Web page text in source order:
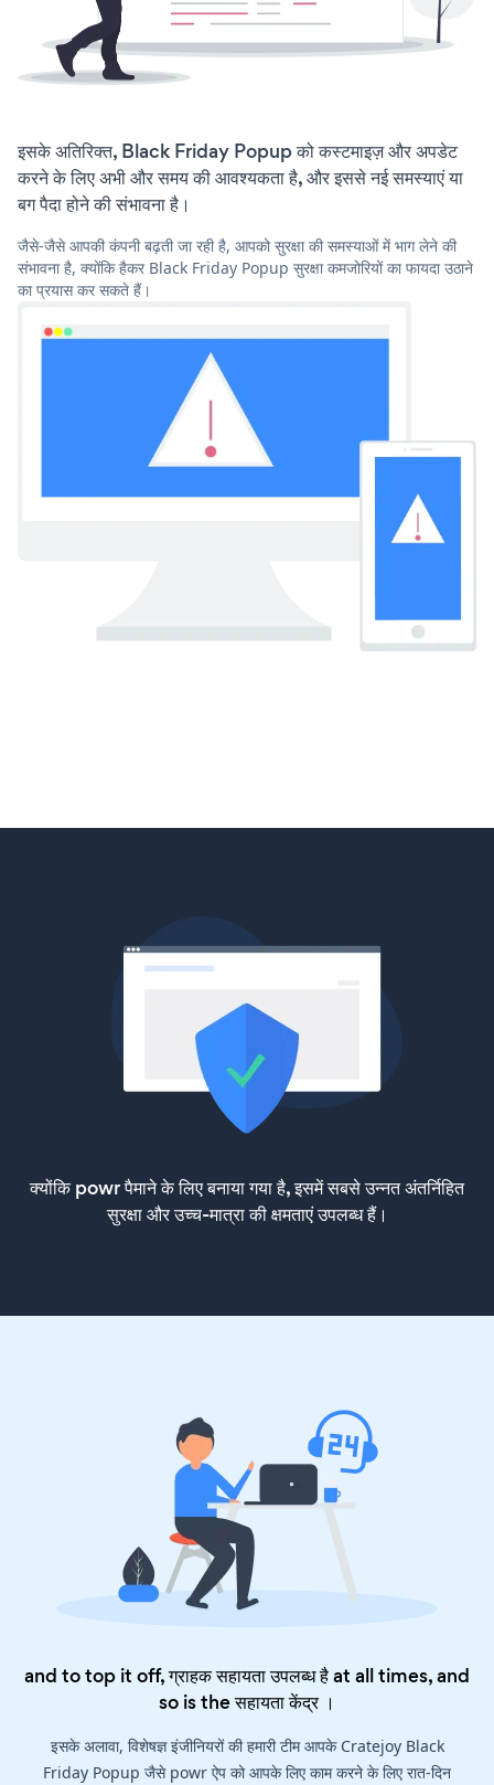
इसके अतिरिक्त, Black Friday Popup को कस्टमाइज़ और अपडेट
करने के लिए अभी और समय की आवश्यकता है, और इससे नई समस्याएं या
बग पैदा होने की संभावना है।
जैसे-जैसे आपकी कंपनी बढ़ती जा रही है, आपको सुरक्षा की समस्याओं में भाग लेने की
संभावना है, क्योंकि हैकर Black Friday Popup सुरक्षा कमजोरियों का फायदा उठाने
का प्रयास कर सकते हैं।
क्योंकि powr पैमाने के लिए बनाया गया है, इसमें सबसे उन्नत अंतर्निहित
सुरक्षा और उच्च-मात्रा की क्षमताएं उपलब्ध हैं।
and to top it off, ग्राहक सहायता उपलब्ध है at all times, and
so is theसहायता केंद्र।
इसके अलावा, विशेषज्ञ इंजीनियरों की हमारी टीम आपके Cratejoy Black
Friday Popup जैसे powr ऐप को आपके लिए काम करने के लिए रात-दिन